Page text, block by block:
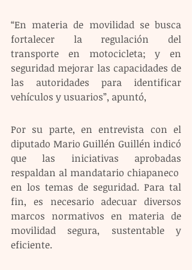
“En materia de movilidad se busca
fortalecer la regulación del
transporte en motocicleta; y en
seguridad mejorar las capacidades de
las autoridades para identificar
vehículos y usuarios”, apuntó,
Por su parte, en entrevista con el
diputado Mario Guillén Guillén indicó
que las iniciativas aprobadas
respaldan al mandatario chiapaneco
en los temas de seguridad. Para tal
fin, es necesario adecuar diversos
marcos normativos en materia de
movilidad segura, sustentable y
eficiente.